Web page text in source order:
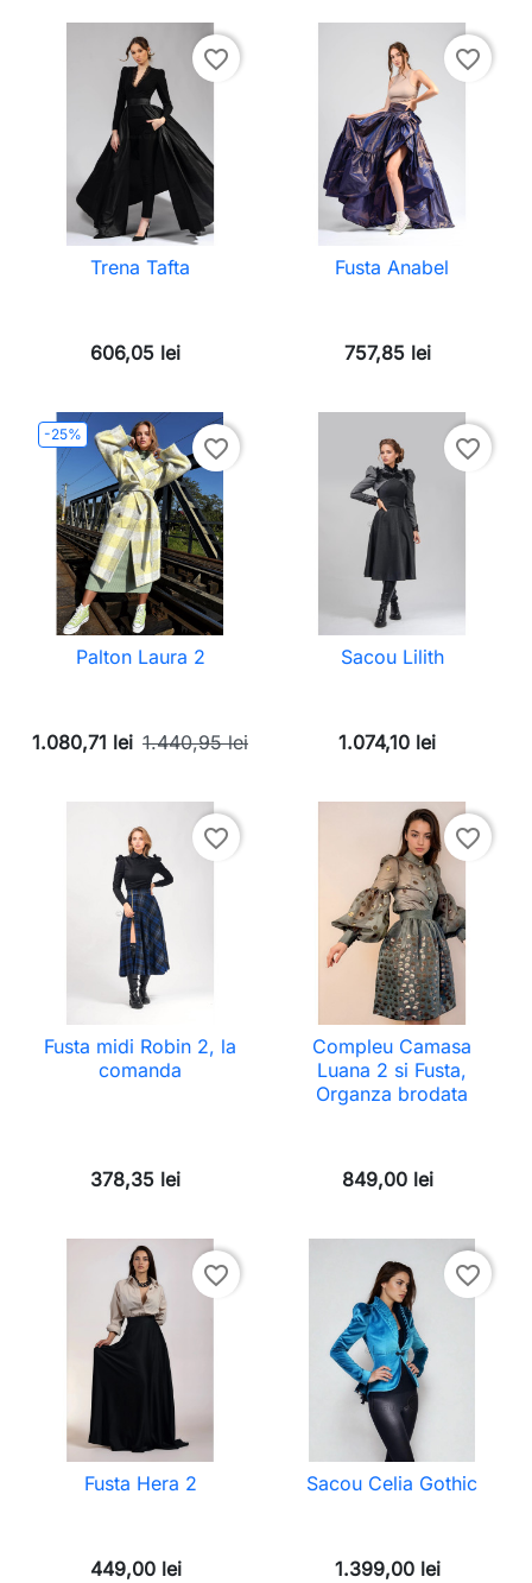
favorite_border
Trena Tafta
606,05 lei
favorite_border
Fusta Anabel
757,85 lei
-25%
favorite_border
Palton Laura 2
1.080,71 lei 1.440,95 lei
favorite_border
Sacou Lilith
1.074,10 lei
favorite_border
Fusta midi Robin 2, la
comanda
378,35 lei
favorite_border
Compleu Camasa
Luana 2 si Fusta,
Organza brodata
849,00 lei
favorite_border
Fusta Hera 2
449,00 lei
favorite_border
Sacou Celia Gothic
1.399,00 lei